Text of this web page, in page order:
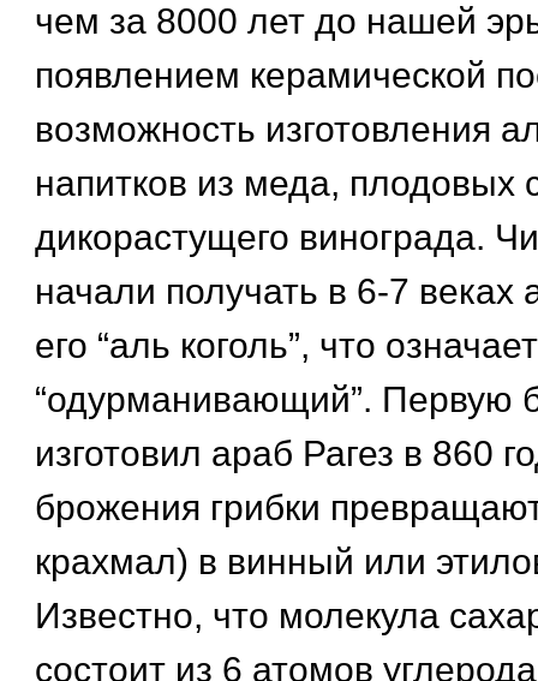
чем за 8000 лет до нашей
появлением керамической
возможность изготовления
напитков из меда, плодовых
дикорастущего винограда.
начали получать в 6-7 веках
его “аль коголь”, что означает
“одурманивающий”. Первую
изготовил араб Рагез в 860
брожения грибки
крахмал) в винный или
Известно, что молекула
состоит из 6 атомов